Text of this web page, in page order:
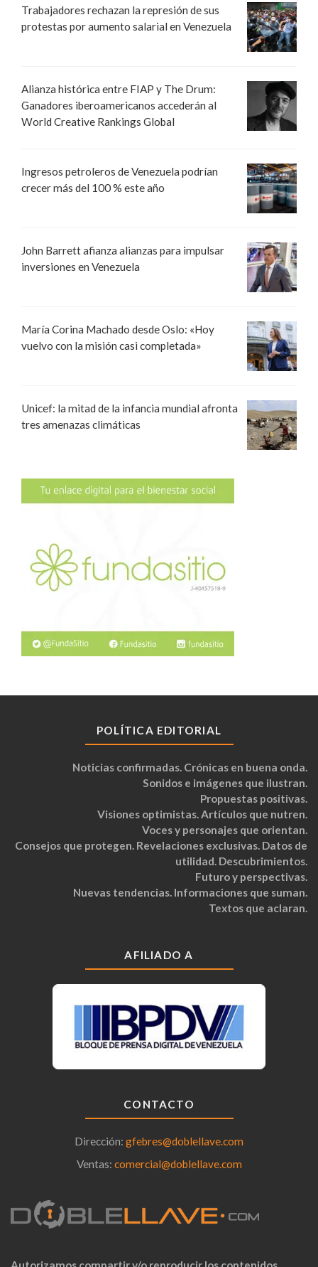
Trabajadores rechazan la represión de sus
protestas por aumento salarial en Venezuela
Alianza histórica entre FIAP y The Drum:
Ganadores iberoamericanos accederán al
World Creative Rankings Global
Ingresos petroleros de Venezuela podrían
crecer más del 100 % este año
John Barrett afianza alianzas para impulsar
inversiones en Venezuela
María Corina Machado desde Oslo: «Hoy
vuelvo con la misión casi completada»
Unicef: la mitad de la infancia mundial afronta
tres amenazas climáticas
POLÍTICA EDITORIAL
Noticias confirmadas. Crónicas en buena onda.
Sonidos e imágenes que ilustran.
Propuestas positivas.
Visiones optimistas. Artículos que nutren.
Voces y personajes que orientan.
Consejos que protegen. Revelaciones exclusivas. Datos de
utilidad. Descubrimientos.
Futuro y perspectivas.
Nuevas tendencias. Informaciones que suman.
Textos que aclaran.
AFILIADO A
CONTACTO
Dirección: gfebres@doblellave.com
Ventas: comercial@doblellave.com